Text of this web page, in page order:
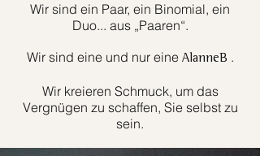
Wir sind ein Paar, ein Binomial, ein
Duo... aus „Paaren“.
Wir sind eine und nur eine AlanneB .
Wir kreieren Schmuck, um das
Vergnügen zu schaffen, Sie selbst zu
sein.